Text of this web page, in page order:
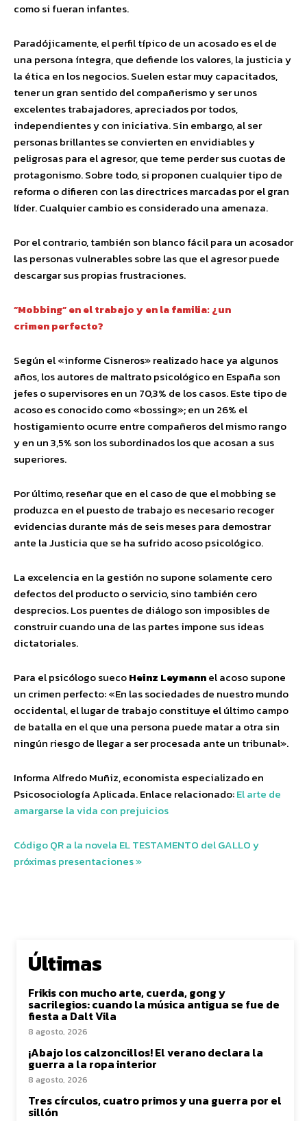
como si fueran infantes.
Paradójicamente, el perfil típico de un acosado es el de
una persona íntegra, que defiende los valores, la justicia y
la ética en los negocios. Suelen estar muy capacitados,
tener un gran sentido del compañerismo y ser unos
excelentes trabajadores, apreciados por todos,
independientes y con iniciativa. Sin embargo, al ser
personas brillantes se convierten en envidiables y
peligrosas para el agresor, que teme perder sus cuotas de
protagonismo. Sobre todo, si proponen cualquier tipo de
reforma o difieren con las directrices marcadas por el gran
líder. Cualquier cambio es considerado una amenaza.
Por el contrario, también son blanco fácil para un acosador
las personas vulnerables sobre las que el agresor puede
descargar sus propias frustraciones.
“Mobbing” en el trabajo y en la familia: ¿un
crimen perfecto?
Según el «informe Cisneros» realizado hace ya algunos
años, los autores de maltrato psicológico en España son
jefes o supervisores en un 70,3% de los casos. Este tipo de
acoso es conocido como «bossing»; en un 26% el
hostigamiento ocurre entre compañeros del mismo rango
y en un 3,5% son los subordinados los que acosan a sus
superiores.
Por último, reseñar que en el caso de que el mobbing se
produzca en el puesto de trabajo es necesario recoger
evidencias durante más de seis meses para demostrar
ante la Justicia que se ha sufrido acoso psicológico.
La excelencia en la gestión no supone solamente cero
defectos del producto o servicio, sino también cero
desprecios. Los puentes de diálogo son imposibles de
construir cuando una de las partes impone sus ideas
dictatoriales.
Para el psicólogo suecoHeinz Leymannel acoso supone
un crimen perfecto: «En las sociedades de nuestro mundo
occidental, el lugar de trabajo constituye el último campo
de batalla en el que una persona puede matar a otra sin
ningún riesgo de llegar a ser procesada ante un tribunal».
Informa Alfredo Muñiz, economista especializado en
Psicosociología Aplicada. Enlace relacionado:El arte de
amargarse la vida con prejuicios
Código QR a la novela EL TESTAMENTO del GALLO y
próximas presentaciones »
Últimas
Frikis con mucho arte, cuerda, gong y
sacrilegios: cuando la música antigua se fue de
fiesta a Dalt Vila
8 agosto, 2026
¡Abajo los calzoncillos! El verano declara la
guerra a la ropa interior
8 agosto, 2026
Tres círculos, cuatro primos y una guerra por el
sillón